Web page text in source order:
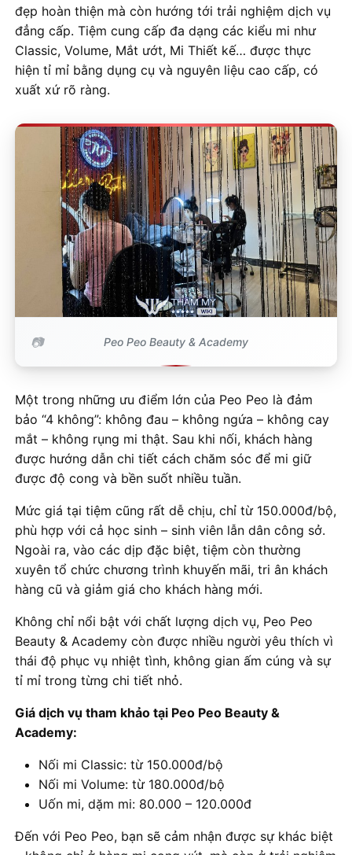
đẹp hoàn thiện mà còn hướng tới trải nghiệm dịch vụ
đẳng cấp. Tiệm cung cấp đa dạng các kiểu mi như
Classic, Volume, Mắt ướt, Mi Thiết kế… được thực
hiện tỉ mỉ bằng dụng cụ và nguyên liệu cao cấp, có
xuất xứ rõ ràng.
Peo Peo Beauty & Academy
Một trong những ưu điểm lớn của Peo Peo là đảm
bảo “4 không”: không đau – không ngứa – không cay
mắt – không rụng mi thật. Sau khi nối, khách hàng
được hướng dẫn chi tiết cách chăm sóc để mi giữ
được độ cong và bền suốt nhiều tuần.
Mức giá tại tiệm cũng rất dễ chịu, chỉ từ 150.000đ/bộ,
phù hợp với cả học sinh – sinh viên lẫn dân công sở.
Ngoài ra, vào các dịp đặc biệt, tiệm còn thường
xuyên tổ chức chương trình khuyến mãi, tri ân khách
hàng cũ và giảm giá cho khách hàng mới.
Không chỉ nổi bật với chất lượng dịch vụ, Peo Peo
Beauty & Academy còn được nhiều người yêu thích vì
thái độ phục vụ nhiệt tình, không gian ấm cúng và sự
tỉ mỉ trong từng chi tiết nhỏ.
Giá dịch vụ tham khảo tại Peo Peo Beauty &
Academy:
Nối mi Classic: từ 150.000đ/bộ
Nối mi Volume: từ 180.000đ/bộ
Uốn mi, dặm mi: 80.000 – 120.000đ
Đến với Peo Peo, bạn sẽ cảm nhận được sự khác biệt